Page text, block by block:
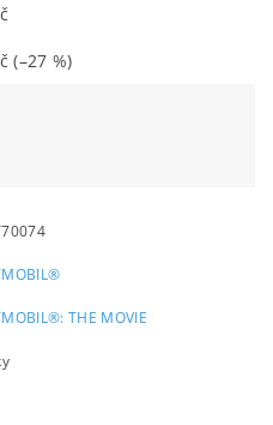
(–27 %)
THE MOVIE